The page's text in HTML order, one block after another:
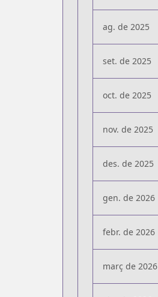
ag. de 2025
set. de 2025
oct. de 2025
nov. de 2025
des. de 2025
gen. de 2026
febr. de 2026
març de 2026